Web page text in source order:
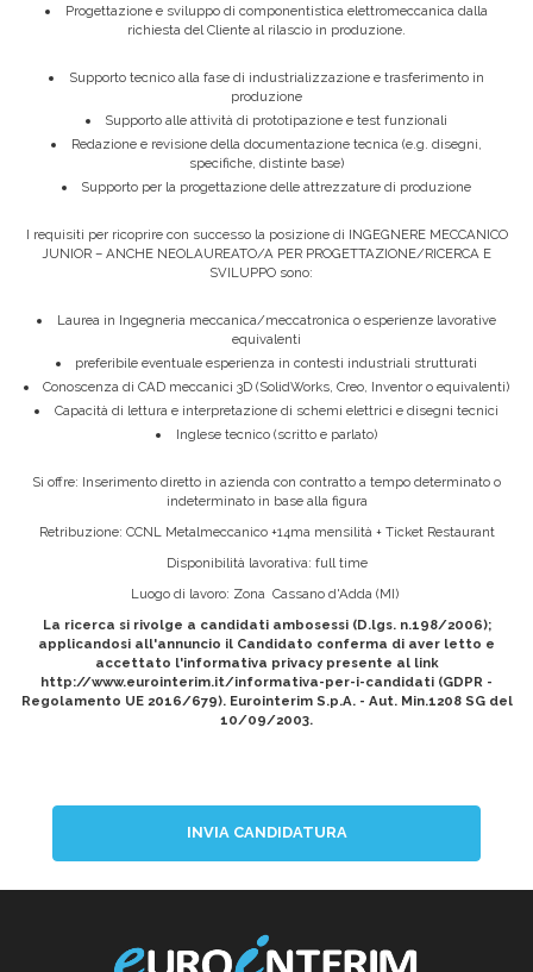
Progettazione e sviluppo di componentistica elettromeccanica dalla
richiesta del Cliente al rilascio in produzione.
Supporto tecnico alla fase di industrializzazione e trasferimento in
produzione
Supporto alle attività di prototipazione e test funzionali
Redazione e revisione della documentazione tecnica (e.g. disegni,
specifiche, distinte base)
Supporto per la progettazione delle attrezzature di produzione
I requisiti per ricoprire con successo la posizione di INGEGNERE MECCANICO
JUNIOR – ANCHE NEOLAUREATO/A PER PROGETTAZIONE/RICERCA E
SVILUPPO sono:
Laurea in Ingegneria meccanica/meccatronica o esperienze lavorative
equivalenti
preferibile eventuale esperienza in contesti industriali strutturati
Conoscenza di CAD meccanici 3D (SolidWorks, Creo, Inventor o equivalenti)
Capacità di lettura e interpretazione di schemi elettrici e disegni tecnici
Inglese tecnico (scritto e parlato)
Si offre: Inserimento diretto in azienda con contratto a tempo determinato o
indeterminato in base alla figura
Retribuzione: CCNL Metalmeccanico +14ma mensilità + Ticket Restaurant
Disponibilità lavorativa: full time
Luogo di lavoro: Zona Cassano d'Adda (MI)
La ricerca si rivolge a candidati ambosessi (D.lgs. n.198/2006);
applicandosi all'annuncio il Candidato conferma di aver letto e
accettato l'informativa privacy presente al link
http://www.eurointerim.it/informativa-per-i-candidati (GDPR -
Regolamento UE 2016/679). Eurointerim S.p.A. - Aut. Min.1208 SG del
10/09/2003.
INVIA CANDIDATURA